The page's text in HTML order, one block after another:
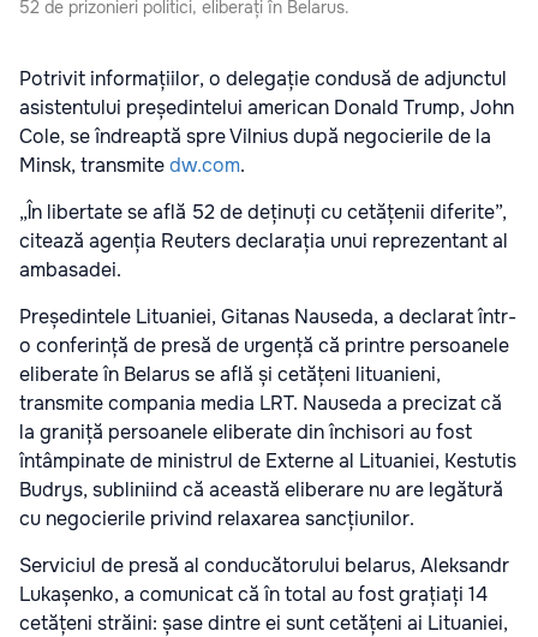
52 de prizonieri politici, eliberați în Belarus.
Potrivit informațiilor, o delegație condusă de adjunctul
asistentului președintelui american Donald Trump, John
Cole, se îndreaptă spre Vilnius după negocierile de la
Minsk, transmitedw.com.
„În libertate se află 52 de deținuți cu cetățenii diferite”,
citează agenția Reuters declarația unui reprezentant al
ambasadei.
Președintele Lituaniei, Gitanas Nauseda, a declarat într-
o conferință de presă de urgență că printre persoanele
eliberate în Belarus se află și cetățeni lituanieni,
transmite compania media LRT. Nauseda a precizat că
la graniță persoanele eliberate din închisori au fost
întâmpinate de ministrul de Externe al Lituaniei, Kestutis
Budrys, subliniind că această eliberare nu are legătură
cu negocierile privind relaxarea sancțiunilor.
Serviciul de presă al conducătorului belarus, Aleksandr
Lukașenko, a comunicat că în total au fost grațiați 14
cetățeni străini: șase dintre ei sunt cetățeni ai Lituaniei,